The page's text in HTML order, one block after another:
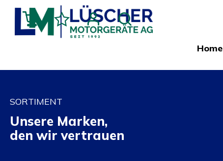
Home
SORTIMENT
Unsere Marken,
den wir vertrauen